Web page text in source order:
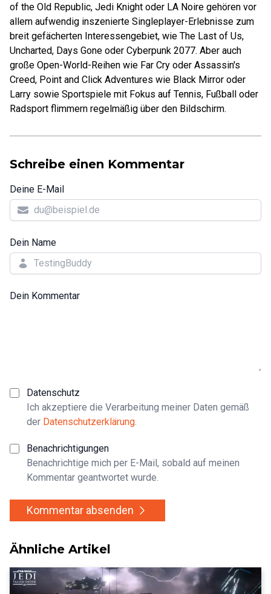
of the Old Republic, Jedi Knight oder LA Noire gehören vor
allem aufwendig inszenierte Singleplayer-Erlebnisse zum
breit gefächerten Interessengebiet, wie The Last of Us,
Uncharted, Days Gone oder Cyberpunk 2077. Aber auch
große Open-World-Reihen wie Far Cry oder Assassin's
Creed, Point and Click Adventures wie Black Mirror oder
Larry sowie Sportspiele mit Fokus auf Tennis, Fußball oder
Radsport flimmern regelmäßig über den Bildschirm.
Schreibe einen Kommentar
Deine E-Mail
Dein Name
Dein Kommentar
Datenschutz
Ich akzeptiere die Verarbeitung meiner Daten gemäß
der Datenschutzerklärung
Benachrichtigungen
Benachrichtige mich per E-Mail, sobald auf meinen
Kommentar geantwortet wurde.
Kommentar absenden
Ähnliche Artikel